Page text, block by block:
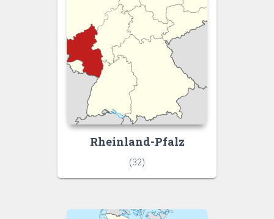
Rheinland-Pfalz
(32)